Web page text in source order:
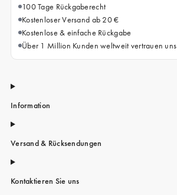
100 Tage Rückgaberecht
Kostenloser Versand ab 20 €
Kostenlose & einfache Rückgabe
Über 1 Million Kunden weltweit vertrauen uns
Information
Versand & Rücksendungen
Kontaktieren Sie uns